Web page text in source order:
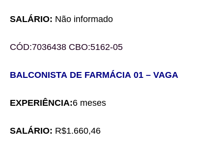
SALÁRIO: Não informado
CÓD:7036438 CBO:5162-05
BALCONISTA DE FARMÁCIA 01 – VAGA
EXPERIÊNCIA:6 meses
SALÁRIO: R$1.660,46